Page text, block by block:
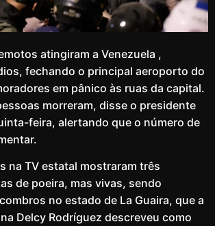
atingiram a Venezuela ,
fechando o principal aeroporto do
em pânico às ruas da capital.
morreram, disse o presidente
feira, alertando que o número de
na TV estatal mostraram três
de poeira, mas vivas, sendo
no estado de La Guaira, que a
Delcy Rodríguez descreveu como